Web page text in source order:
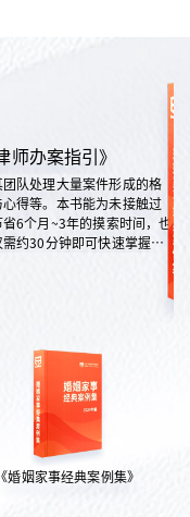
师办案指引》
队处理大量案件形成的格
得等。本书能为未接触过
6个月~3年的摸索时间，也
约30分钟即可快速掌握案
《婚姻家事经典案例集》